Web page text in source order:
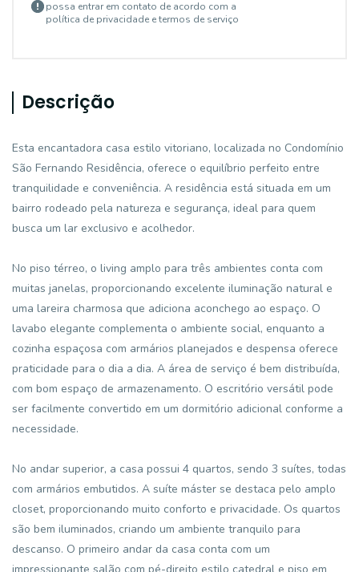
possa entrar em contato de acordo com a
política de privacidade e termos de serviço
Descrição
Esta encantadora casa estilo vitoriano, localizada no Condomínio
São Fernando Residência, oferece o equilíbrio perfeito entre
tranquilidade e conveniência. A residência está situada em um
bairro rodeado pela natureza e segurança, ideal para quem
busca um lar exclusivo e acolhedor.
No piso térreo, o living amplo para três ambientes conta com
muitas janelas, proporcionando excelente iluminação natural e
uma lareira charmosa que adiciona aconchego ao espaço. O
lavabo elegante complementa o ambiente social, enquanto a
cozinha espaçosa com armários planejados e despensa oferece
praticidade para o dia a dia. A área de serviço é bem distribuída,
com bom espaço de armazenamento. O escritório versátil pode
ser facilmente convertido em um dormitório adicional conforme a
necessidade.
No andar superior, a casa possui 4 quartos, sendo 3 suítes, todas
com armários embutidos. A suíte máster se destaca pelo amplo
closet, proporcionando muito conforto e privacidade. Os quartos
são bem iluminados, criando um ambiente tranquilo para
descanso. O primeiro andar da casa conta com um